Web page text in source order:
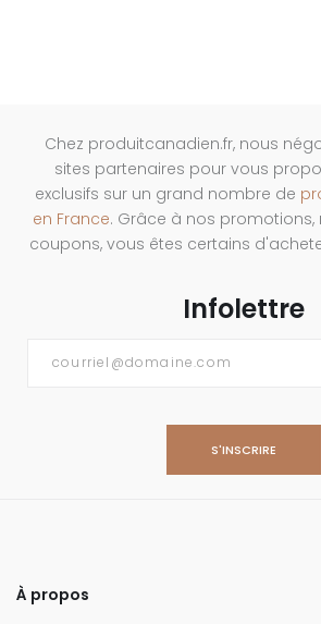
Chez produitcanadien.fr, nous
sites partenaires pour vous
exclusifs sur un grand nombre de
en France. Grâce à nos
coupons, vous êtes certains
Infolettre
À propos